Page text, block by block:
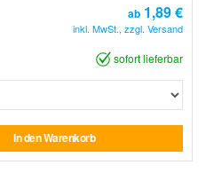
ab 1,89 €
inkl. MwSt., zzgl. Versand
sofort lieferbar
In den Warenkorb